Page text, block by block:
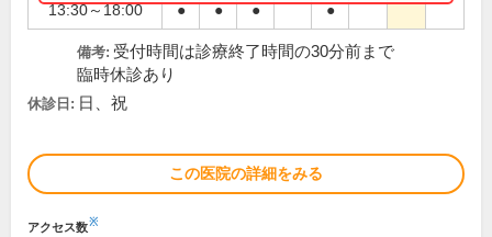
13:30～18:00 ● ● ● ●
備考: 受付時間は診療終了時間の30分前まで
臨時休診あり
休診日: 日、祝
この医院の詳細をみる
アクセス数※